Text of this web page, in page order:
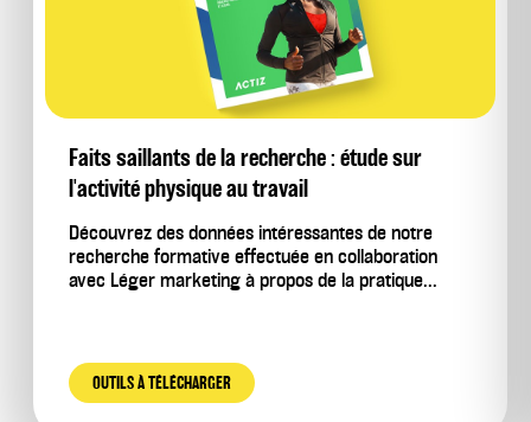
Faits saillants de la recherche : étude sur
l'activité physique au travail
Découvrez des données intéressantes de notre
recherche formative effectuée en collaboration
avec Léger marketing à propos de la pratique...
OUTILS À TÉLÉCHARGER